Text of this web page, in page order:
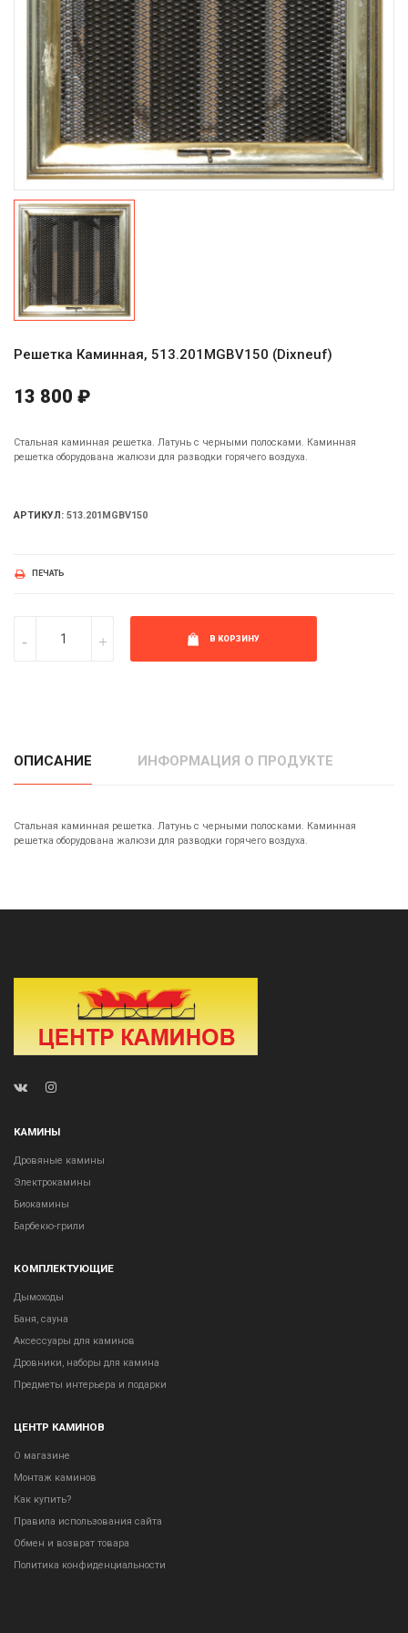
Решетка Каминная, 513.201MGBV150 (Dixneuf)
13 800 ₽
Стальная каминная решетка. Латунь с черными полосками. Каминная
решетка оборудована жалюзи для разводки горячего воздуха.
АРТИКУЛ: 513.201MGBV150
ПЕЧАТЬ
В КОРЗИНУ
ОПИСАНИЕ ИНФОРМАЦИЯ О ПРОДУКТЕ
Стальная каминная решетка. Латунь с черными полосками. Каминная
решетка оборудована жалюзи для разводки горячего воздуха.
КАМИНЫ
Дровяные камины
Электрокамины
Биокамины
Барбекю-грили
КОМПЛЕКТУЮЩИЕ
Дымоходы
Баня, сауна
Аксессуары для каминов
Дровники, наборы для камина
Предметы интерьера и подарки
ЦЕНТР КАМИНОВ
О магазине
Монтаж каминов
Как купить?
Правила использования сайта
Обмен и возврат товара
Политика конфиденциальности